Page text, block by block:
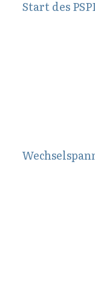
Start des